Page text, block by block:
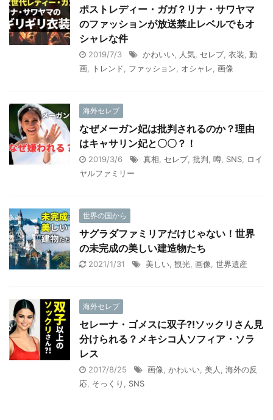
ポストレディー・ガガ？リナ・サワヤマ
のファッションが放送禁止レベルでもオ
シャレな件
2019/7/3 かわいい, 人気, セレブ, 衣装, 動
画, トレンド, ファッション, オシャレ, 画像
海外セレブ
なぜメーガン妃は批判されるのか？理由
はキャサリン妃と〇〇？！
2019/3/6 真相, セレブ, 批判, 噂, SNS, ロイ
ヤルファミリー
世界の国から
サグラダファミリアだけじゃない！世界
の未完成の美しい建造物たち
2021/1/31 美しい, 観光, 画像, 世界遺産
海外セレブ
セレーナ・ゴメスに双子?!ソックリさん見
分けられる？メキシコ人ソフィア・ソラ
レス
2017/8/25 画像, かわいい, 美人, 海外の反
応, そっくり , SNS